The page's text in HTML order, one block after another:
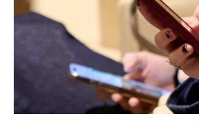
НЕФТЬ
ЭНЕРГЕТИКА
РОЗНИЧНАЯ ТОРГОВЛЯ
ТРАНСПОРТ
НОВОСТИ ТЕХНОЛОГИЙ
ТЕЛЕКОММУНИКАЦИИ
МЕРОПРИЯТИЯ
НОВОСТИ МЕРОПРИЯТИЙ
ВЫЕЗДНАЯ РЕДАКЦИЯ
БИЗНЕС-БРАНЧИ
НОВОСТИ СПОРТА
ФУТБОЛ
ОБЩЕСТВО
НОВОСТИ ОБЩЕСТВА
ФОТОГАЛЕРЕЯ